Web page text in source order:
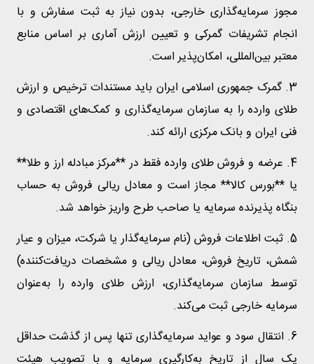
مجوز سرمایه‌گذاری خارجی، بدون نیاز به ثبت سفارش و با
انجام تشریفات گمرکی و تعیین ارزش آماری بر اساس منابع
معتبر بین‌المللی، امکان‌پذیر است.
3. گمرک جمهوری اسلامی ایران باید مستندات ترخیص و ارزش
طلای وارده را به سازمان سرمایه‌گذاری و کمک‌های اقتصادی و
فنی ایران و بانک مرکزی ارائه کند.
4. عرضه و فروش طلای وارده فقط در **مرکز مبادله ارز و طلا**
یا **بورس کالا** مجاز است و معادل ریالی فروش به حساب
بنگاه پذیرنده سرمایه یا صاحب طرح واریز خواهد شد.
5. ثبت اطلاعات فروش (نام سرمایه‌گذار یا شرکت، میزان و عیار
شمش، تاریخ فروش، معادل ریالی و مشخصات دریافت‌کننده)
توسط سازمان سرمایه‌گذاری، ارزش طلای وارده را به‌عنوان
سرمایه خارجی ثبت می‌کند.
6. انتقال سود و عواید سرمایه‌گذاری تنها پس از گذشت حداقل
یک سال از تاریخ به‌کارگیری سرمایه و با تصویب هیئت